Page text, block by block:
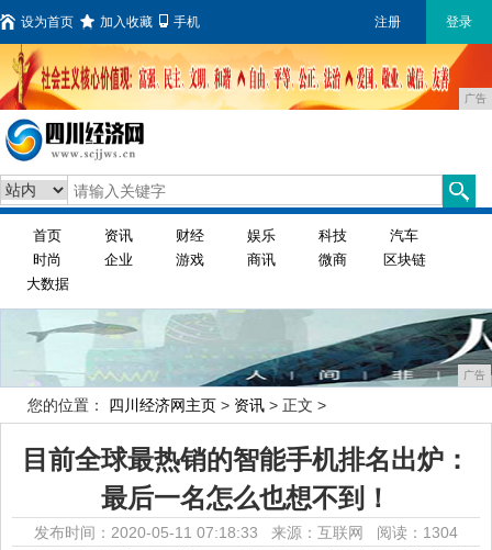
设为首页 加入收藏 手机 注册 登录
广告
首页 资讯 财经 娱乐 科技
汽车
时尚
企业 游戏 商讯 微商
区块链
大数据
广告
您的位置： 四川经济网主页 > 资讯 > 正文 >
目前全球最热销的智能手机排名出炉：
最后一名怎么也想不到！
发布时间：2020-05-11 07:18:33 来源：互联网 阅读：1304